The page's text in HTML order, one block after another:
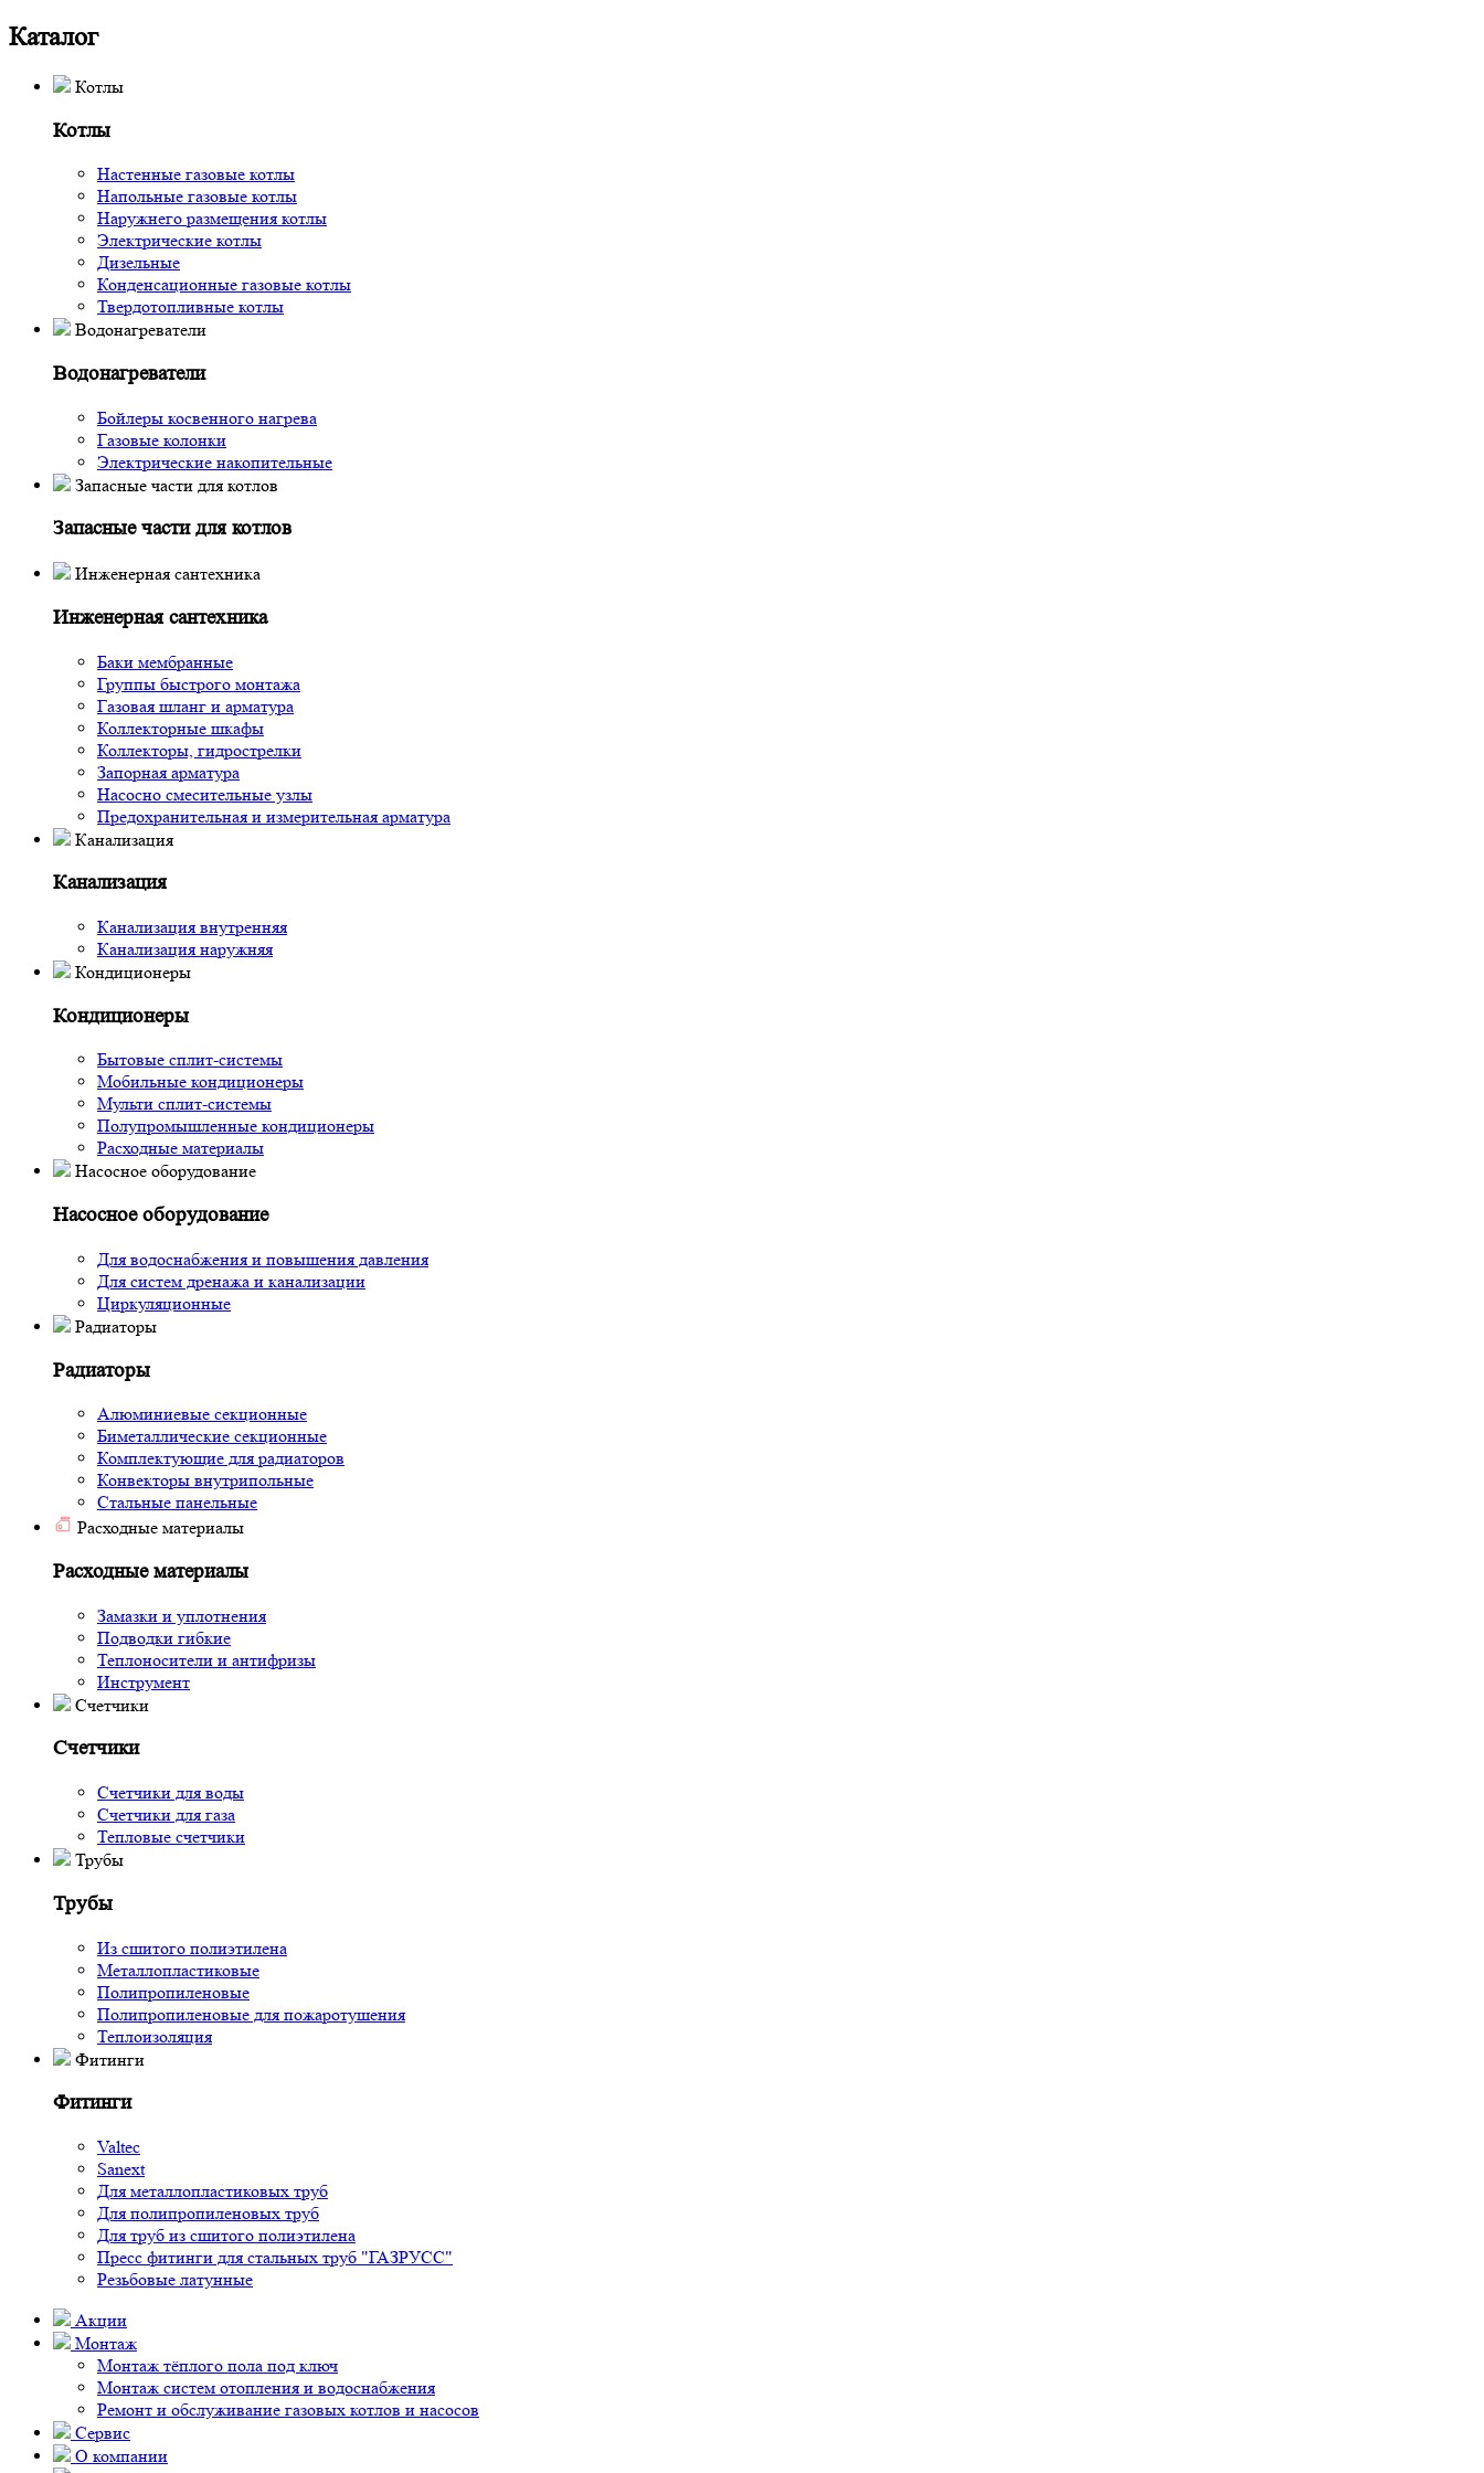
Каталог
Котлы
Котлы
Настенные газовые котлы
Напольные газовые котлы
Наружнего размещения котлы
Электрические котлы
Дизельные
Конденсационные газовые котлы
Твердотопливные котлы
Водонагреватели
Водонагреватели
Бойлеры косвенного нагрева
Газовые колонки
Электрические накопительные
Запасные части для котлов
Запасные части для котлов
Инженерная сантехника
Инженерная сантехника
Баки мембранные
Группы быстрого монтажа
Газовая шланг и арматура
Коллекторные шкафы
Коллекторы, гидрострелки
Запорная арматура
Насосно смесительные узлы
Предохранительная и измерительная арматура
Канализация
Канализация
Канализация внутренняя
Канализация наружняя
Кондиционеры
Кондиционеры
Бытовые сплит-системы
Мобильные кондиционеры
Мульти сплит-системы
Полупромышленные кондиционеры
Расходные материалы
Насосное оборудование
Насосное оборудование
Для водоснабжения и повышения давления
Для систем дренажа и канализации
Циркуляционные
Радиаторы
Радиаторы
Алюминиевые секционные
Биметаллические секционные
Комплектующие для радиаторов
Конвекторы внутрипольные
Стальные панельные
Расходные материалы
Расходные материалы
Замазки и уплотнения
Подводки гибкие
Теплоносители и антифризы
Инструмент
Счетчики
Счетчики
Счетчики для воды
Счетчики для газа
Тепловые счетчики
Трубы
Трубы
Из сшитого полиэтилена
Металлопластиковые
Полипропиленовые
Полипропиленовые для пожаротушения
Теплоизоляция
Фитинги
Фитинги
Valtec
Sanext
Для металлопластиковых труб
Для полипропиленовых труб
Для труб из сшитого полиэтилена
Пресс фитинги для стальных труб "ГАЗРУСС"
Резьбовые латунные
Акции
Монтаж
Монтаж тёплого пола под ключ
Монтаж систем отопления и водоснабжения
Ремонт и обслуживание газовых котлов и насосов
Сервис
О компании